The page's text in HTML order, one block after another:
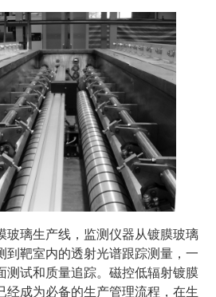
玻璃生产线，监测仪器从镀膜玻璃
到靶室内的透射光谱跟踪测量，一
测试和质量追踪。磁控低辐射镀膜
经成为必备的生产管理流程，在生